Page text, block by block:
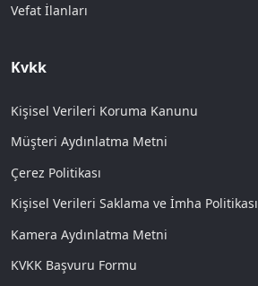
Vefat İlanları
Kvkk
Kişisel Verileri Koruma Kanunu
Müşteri Aydınlatma Metni
Çerez Politikası
Kişisel Verileri Saklama ve İmha Politikası
Kamera Aydınlatma Metni
KVKK Başvuru Formu